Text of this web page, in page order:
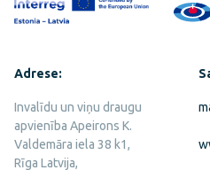
Adrese:
Invalīdu un viņu draugu
apvienība Apeirons K.
Valdemāra iela 38 k1,
Rīga Latvija,